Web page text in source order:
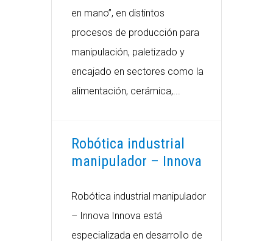
en mano”, en distintos
procesos de producción para
manipulación, paletizado y
encajado en sectores como la
alimentación, cerámica,...
Robótica industrial
manipulador – Innova
Robótica industrial manipulador
– Innova Innova está
especializada en desarrollo de